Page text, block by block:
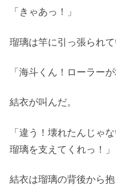
「きゃあっ！」
瑠璃は竿に引っ張られて
「海斗くん！ローラー
結衣が叫んだ。
「違う！壊れたんじゃ
瑠璃を支えてくれっ！」
結衣は瑠璃の背後から